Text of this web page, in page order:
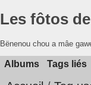
Les fôtos
Bënenou chou a mâe
Albums Tags liés